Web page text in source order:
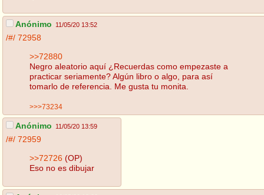
Anónimo 11/05/20 13:52
/#/ 72958
>>72880
Negro aleatorio aquí ¿Recuerdas como empezaste a
practicar seriamente? Algún libro o algo, para así
tomarlo de referencia. Me gusta tu monita.
>>>73234
Anónimo 11/05/20 13:59
/#/ 72959
>>72726 (OP)
Eso no es dibujar